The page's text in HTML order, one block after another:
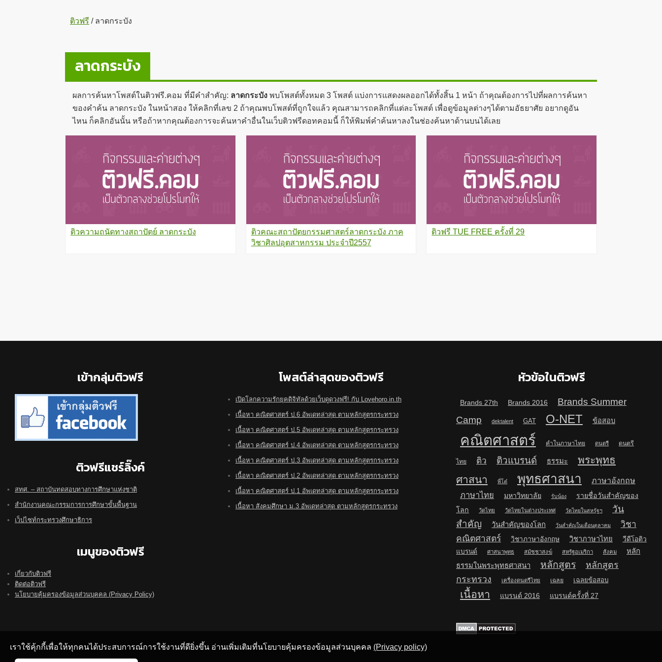
ติวฟรี /ลาดกระบัง
ลาดกระบัง
ผลการค้นหาโพสต์ในติวฟรี.คอม ที่มีคำสำคัญ: ลาดกระบัง พบโพสต์ทั้งหมด 3 โพสต์ แบ่งการแสดงผลออกได้ทั้งสิ้น 1 หน้า ถ้าคุณต้องการไปที่ผลการค้นหา
ของคำค้น ลาดกระบัง ในหน้าสอง ให้คลิกที่เลข 2 ถ้าคุณพบโพสต์ที่ถูกใจแล้ว คุณสามารถคลิกที่แต่ละโพสต์ เพื่อดูข้อมูลต่างๆได้ตามอัธยาศัย อยากดูอัน
ไหน ก็คลิกอันนั้น หรือถ้าหากคุณต้องการจะค้นหาคำอื่นในเว็บติวฟรีดอทคอมนี้ ก็ให้พิมพ์คำค้นหาลงในช่องค้นหาด้านบนได้เลย
ติวความถนัดทางสถาปัตย์ ลาดกระบัง
ติวคณะสถาปัตยกรรมศาสตร์ลาดกระบัง ภาค
วิชาศิลปอุตสาหกรรม ประจำปี2557
ติวฟรี TUE FREE ครั้งที่ 29
เข้ากลุ่มติวฟรี
ติวฟรีแชร์ลิ๊งค์
สทศ. – สถาบันทดสอบทางการศึกษาแห่งชาติ
สำนักงานคณะกรรมการการศึกษาขั้นพื้นฐาน
เว็ปไซท์กระทรวงศึกษาธิการ
เมนูของติวฟรี
เกี่ยวกับติวฟรี
ติดต่อติวฟรี
นโยบายคุ้มครองข้อมูลส่วนบุคคล (Privacy Policy)
โพสต์ล่าสุดของติวฟรี
เปิดโลกความรักยุคดิจิทัลด้วยเว็บดูดวงฟรี! กับ Lovehoro.in.th
เนื้อหา คณิตศาสตร์ ป.6 อัพเดทล่าสุด ตามหลักสูตรกระทรวง
เนื้อหา คณิตศาสตร์ ป.5 อัพเดทล่าสุด ตามหลักสูตรกระทรวง
เนื้อหา คณิตศาสตร์ ป.4 อัพเดทล่าสุด ตามหลักสูตรกระทรวง
เนื้อหา คณิตศาสตร์ ป.3 อัพเดทล่าสุด ตามหลักสูตรกระทรวง
เนื้อหา คณิตศาสตร์ ป.2 อัพเดทล่าสุด ตามหลักสูตรกระทรวง
เนื้อหา คณิตศาสตร์ ป.1 อัพเดทล่าสุด ตามหลักสูตรกระทรวง
เนื้อหา สังคมศึกษา ม.3 อัพเดทล่าสุด ตามหลักสูตรกระทรวง
หัวข้อในติวฟรี
Brands 27th Brands 2016
Brands Summer
Camp
dektalent GAT O-NET ข้อสอบ
คณิตศาสตร์ คำในภาษาไทย ดนตรี ดนตรี
ไทย ติว ติวแบรนด์ ธรรมะ
พระพุทธ
ศาสนา
พี่โต๋ พุทธศาสนา ภาษาอังกฤษ
ภาษาไทย มหาวิทยาลัย รับน้อง
รายชื่อวันสำคัญของ
โลก
วัดไทย วัดไทยในต่างประเทศ วัดไทยในสหรัฐฯ
วัน
สำคัญ
วันสำคัญของโลก วันสำคัญในเดือนตุลาคม
วิชา
คณิตศาสตร์
วิชาภาษาอังกฤษ วิชาภาษาไทย
วีดีโอติว
แบรนด์
ศาสนาพุทธ สมัชชาสงฆ์ สหรัฐอเมริกา สังคม
หลัก
ธรรมในพระพุทธศาสนา
หลักสูตร
หลักสูตร
กระทรวง
เครื่องดนตรีไทย เฉลย เฉลยข้อสอบ
เนื้อหา แบรนด์ 2016 แบรนด์ครั้งที่ 27
เราใช้คุ้กกี้เพื่อให้ทุกคนได้ประสบการณ์การใช้งานที่ดียิ่งขึ้น อ่านเพิ่มเติมที่นโยบายคุ้มครองข้อมูลส่วนบุคคล (Privacy policy)